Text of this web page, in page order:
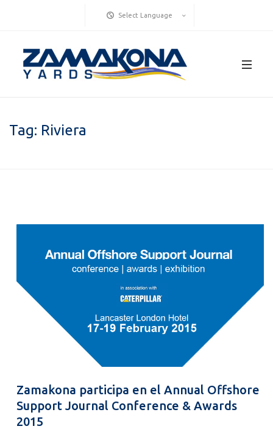
Select Language
Tag: Riviera
Zamakona participa en el Annual Offshore
Support Journal Conference & Awards
2015